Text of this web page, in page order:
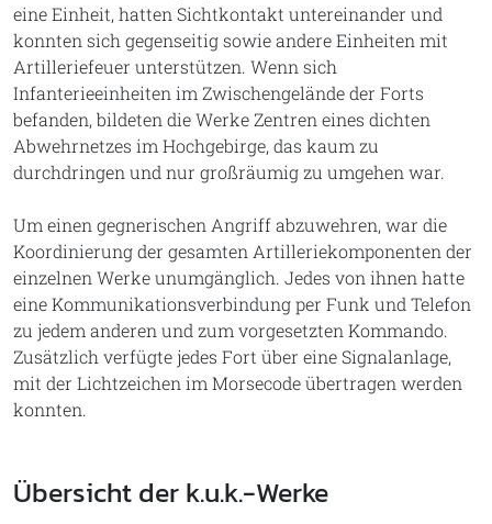
eine Einheit, hatten Sichtkontakt untereinander und
konnten sich gegenseitig sowie andere Einheiten mit
Artilleriefeuer unterstützen. Wenn sich
Infanterieeinheiten im Zwischengelände der Forts
befanden, bildeten die Werke Zentren eines dichten
Abwehrnetzes im Hochgebirge, das kaum zu
durchdringen und nur großräumig zu umgehen war.
Um einen gegnerischen Angriff abzuwehren, war die
Koordinierung der gesamten Artilleriekomponenten der
einzelnen Werke unumgänglich. Jedes von ihnen hatte
eine Kommunikationsverbindung per Funk und Telefon
zu jedem anderen und zum vorgesetzten Kommando.
Zusätzlich verfügte jedes Fort über eine Signalanlage,
mit der Lichtzeichen im Morsecode übertragen werden
konnten.
Übersicht der k.u.k.-Werke